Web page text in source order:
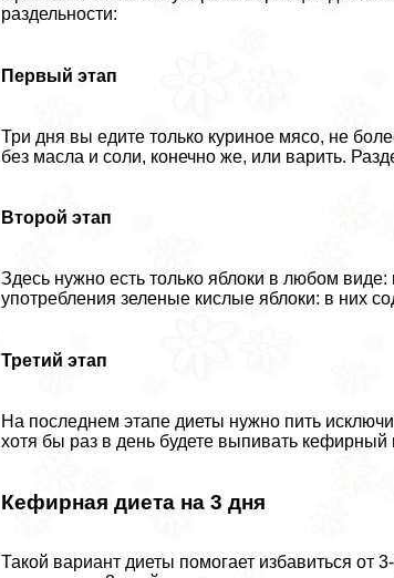
раздельности:
Первый этап
Три дня вы едите только куриное мясо, не
без масла и соли, конечно же, или варить.
Второй этап
Здесь нужно есть только яблоки в любом
употрeбления зеленые кислые яблоки: в них
Третий этап
На последнем этапе диеты нужно пить
хотя бы раз в день будете выпивать
Кефирная диета на 3 дня
Такой вариант диеты помогает избавиться от